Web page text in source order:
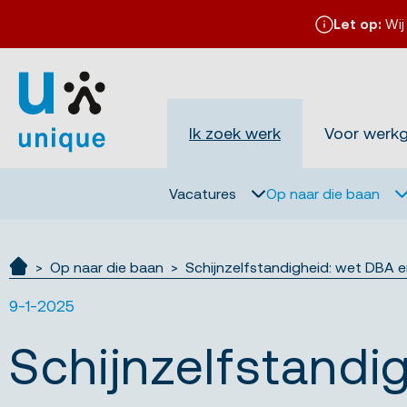
Let op:
Ik zoek werk Voor
Vacatures Op naar die baan
Op naar die baan Schijnzelfstandigheid: wet DBA
9-1-2025